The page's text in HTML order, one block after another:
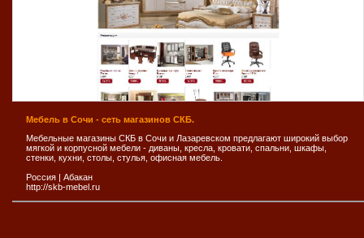
Мебель в Сочи - сеть магазинов СКБ.
Мебельные магазины СКБ в Сочи и Лазаревском предлагают широкий выбор
мягкой и корпусной мебели - диваны, кресла, кровати, спальни, шкафы,
стенки, кухни, столы, стулья, офисная мебель.
Россия
Абакан
http://skb-mebel.ru